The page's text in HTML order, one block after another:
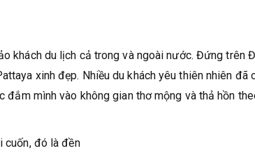
khách du lịch cả trong và ngoài nước. Đứng trên
xinh đẹp. Nhiều du khách yêu thiên nhiên đã
mình vào không gian thơ mộng và thả hồn
cuốn, đó là đền